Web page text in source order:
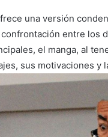
una versión
entre los
el manga, al
sus motivaciones y